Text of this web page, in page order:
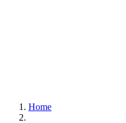
Home